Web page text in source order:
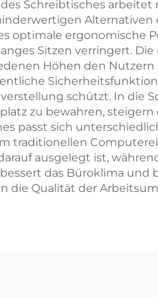
Schreibtisches arbeitet
Alternativen
optimale ergonomische
Sitzen verringert.
Höhen den
schützt. In die
zu bewahren,
passt sich
traditionellen
ausgelegt ist,
das Büroklima
die Qualität der